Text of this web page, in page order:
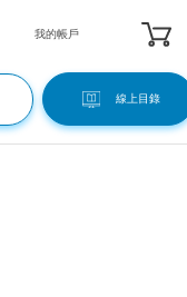
我的帳戶
線上目錄